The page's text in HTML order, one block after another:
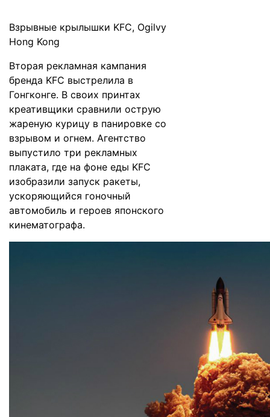
Взрывные крылышки KFC, Ogilvy
Hong Kong
Вторая рекламная кампания
бренда KFC выстрелила в
Гонгконге. В своих принтах
креативщики сравнили острую
жареную курицу в панировке со
взрывом и огнем. Агентство
выпустило три рекламных
плаката, где на фоне еды KFC
изобразили запуск ракеты,
ускоряющийся гоночный
автомобиль и героев японского
кинематографа.